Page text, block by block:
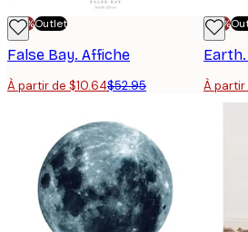
-70%Outlet
False Bay. Affiche
À partir de $10.64$52.95
-70%
À partir